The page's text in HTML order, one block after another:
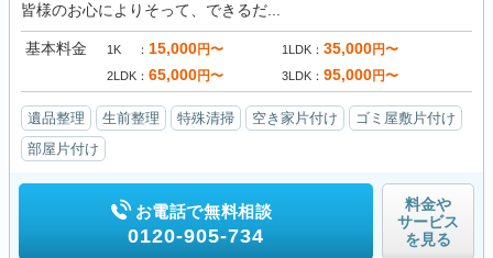
皆様のお心によりそって、できるだ...
基本料金 1K 15,000円〜 1LDK 35,000円〜
2LDK 65,000円〜 3LDK 95,000円〜
遺品整理 生前整理 特殊清掃 空き家片付け
ゴミ屋敷片付け
部屋片付け
お電話で無料相談
0120-905-734
料金や
サービス
を見る